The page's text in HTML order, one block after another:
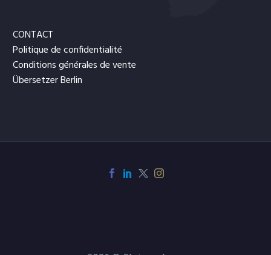
CONTACT
Politique de confidentialité
Conditions générales de vente
Übersetzer Berlin